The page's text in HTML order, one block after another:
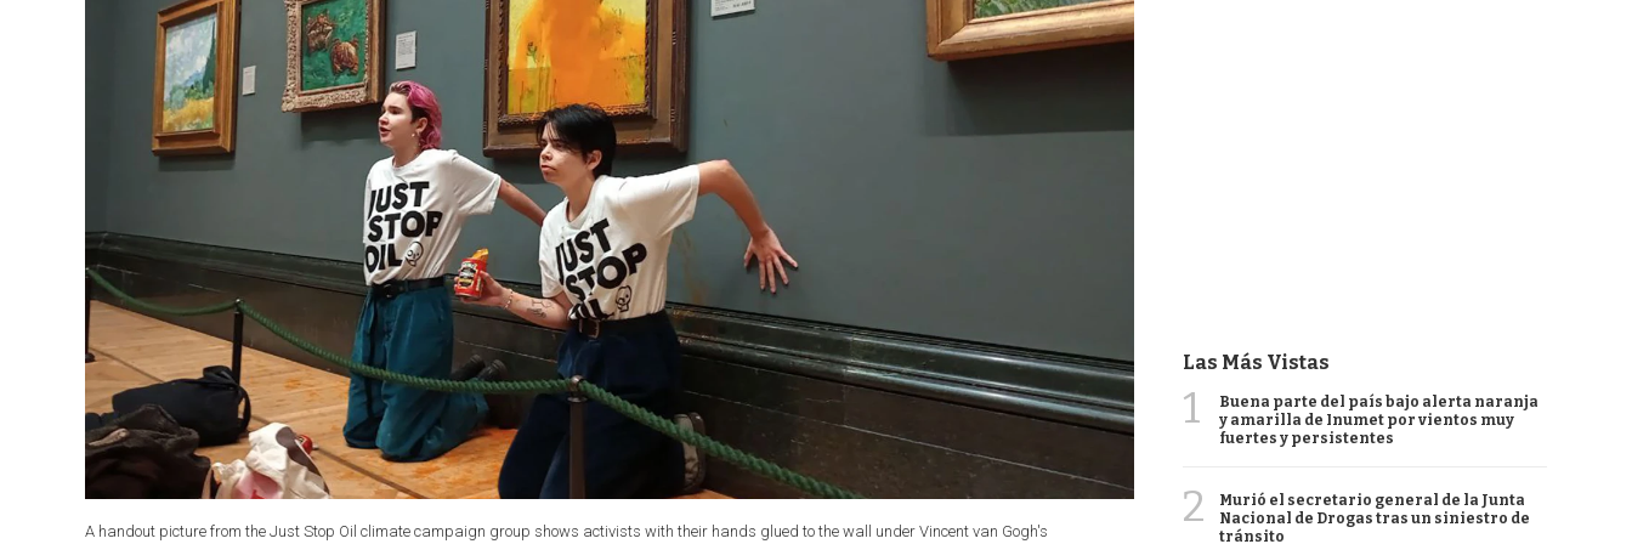
A handout picture from the Just Stop Oil climate campaign group shows activists with their hands glued to the wall under Vincent van Gogh's
Las Más Vistas
1
Buena parte del país bajo alerta naranja
y amarilla de Inumet por vientos muy
fuertes y persistentes
2
Murió el secretario general de la Junta
Nacional de Drogas tras un siniestro de
tránsito